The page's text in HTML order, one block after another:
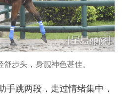
舒步头，身靓神色甚佳。
手跳两段，走过情绪集中，